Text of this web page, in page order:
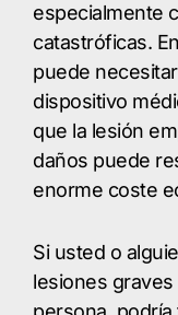
especialmente
catastróficas.
puede
dispositivo
que la lesión
daños puede
enorme coste
Si usted o
lesiones